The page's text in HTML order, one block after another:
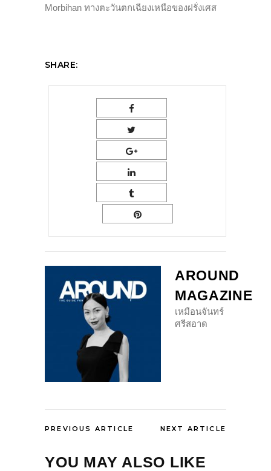
Morbihan ทางตะวันตกเฉียงเหนือของฝรั่งเศส
SHARE:
AROUND
MAGAZINE
เหมือนจันทร์
ศรีสอาด
PREVIOUS ARTICLE NEXT ARTICLE
YOU MAY ALSO LIKE